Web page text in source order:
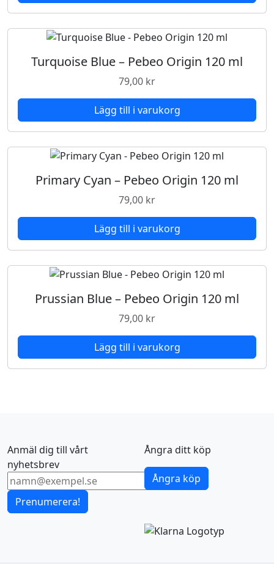
Turquoise Blue – Pebeo Origin 120 ml
79,00 kr
Lägg till i varukorg
Primary Cyan – Pebeo Origin 120 ml
79,00 kr
Lägg till i varukorg
Prussian Blue – Pebeo Origin 120 ml
79,00 kr
Lägg till i varukorg
Anmäl dig till vårt
nyhetsbrev
Prenumerera!
Ångra ditt köp
Ångra köp